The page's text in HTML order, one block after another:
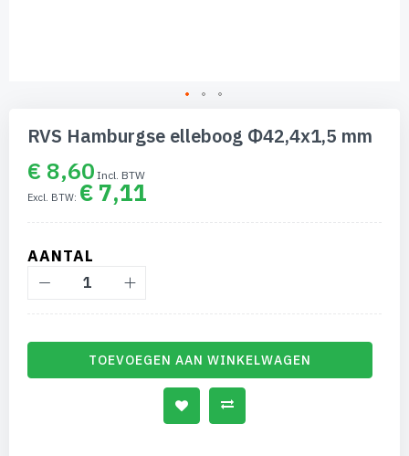
naar
begin
RVS Hamburgse elleboog Φ42,4x1,5 mm
€ 8,60
€ 7,11
AANTAL
TOEVOEGEN AAN WINKELWAGEN